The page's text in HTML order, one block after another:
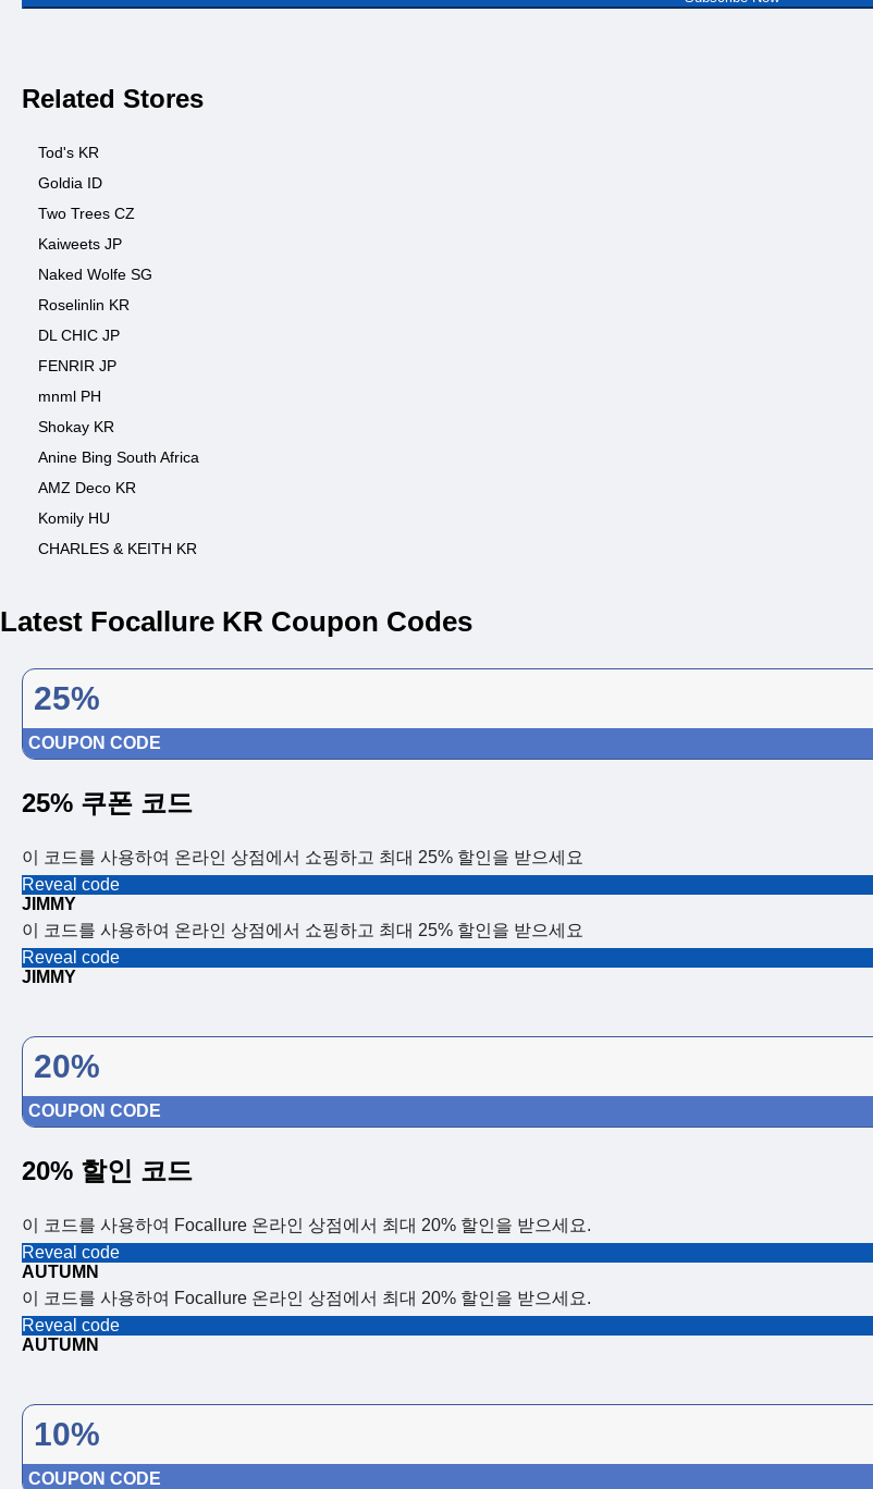
Related Stores
Tod's KR
Goldia ID
Two Trees CZ
Kaiweets JP
Naked Wolfe SG
Roselinlin KR
DL CHIC JP
FENRIR JP
mnml PH
Shokay KR
Anine Bing South Africa
AMZ Deco KR
Komily HU
CHARLES & KEITH KR
Latest Focallure KR Coupon Codes
25%
COUPON CODE
25% 쿠폰 코드
이 코드를 사용하여 온라인 상점에서 쇼핑하고 최대 25% 할인을 받으세요
Reveal code
JIMMY
이 코드를 사용하여 온라인 상점에서 쇼핑하고 최대 25% 할인을 받으세요
Reveal code
JIMMY
20%
COUPON CODE
20% 할인 코드
이 코드를 사용하여 Focallure 온라인 상점에서 최대 20% 할인을 받으세요.
Reveal code
AUTUMN
이 코드를 사용하여 Focallure 온라인 상점에서 최대 20% 할인을 받으세요.
Reveal code
AUTUMN
10%
COUPON CODE